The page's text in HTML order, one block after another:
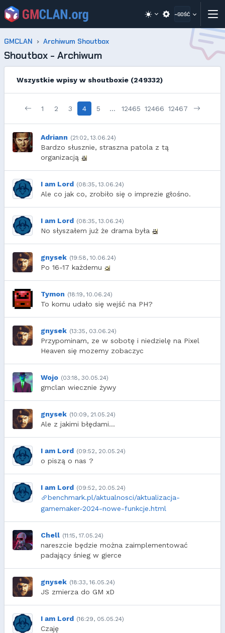
~GOŚĆ
GMCLAN Archiwum Shoutbox
Shoutbox - Archiwum
Wszystkie wpisy w shoutboxie (249332)
1 2 3 4 5 … 12465 12466 12467
Adriann (21:02, 13.06.24)
Bardzo słusznie, straszna patola z tą
organizacją
I am Lord (08:35, 13.06.24)
Ale co jak co, zrobiło się o imprezie głośno.
I am Lord (08:35, 13.06.24)
No słyszałem już że drama była
gnysek (19:58, 10.06.24)
Po 16-17 każdemu
Tymon (18:19, 10.06.24)
To komu udało się wejść na PH?
gnysek (13:35, 03.06.24)
Przypominam, ze w sobotę i niedzielę na Pixel
Heaven się mozemy zobaczyc
Wojo (03:18, 30.05.24)
gmclan wiecznie żywy
gnysek (10:09, 21.05.24)
Ale z jakimi błędami...
I am Lord (09:52, 20.05.24)
o piszą o nas ?
I am Lord (09:52, 20.05.24)
benchmark.pl/aktualnosci/aktualizacja-
gamemaker-2024-nowe-funkcje.html
Chell (11:15, 17.05.24)
nareszcie będzie można zaimplementować
padający śnieg w gierce
gnysek (18:33, 16.05.24)
JS zmierza do GM xD
I am Lord (16:29, 05.05.24)
Czaję